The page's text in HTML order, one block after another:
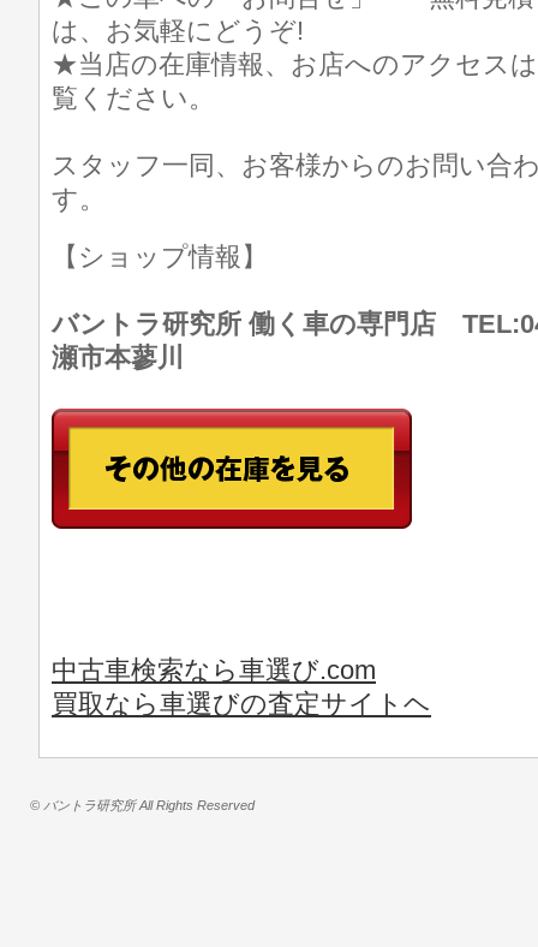
は、お気軽にどうぞ!
★当店の在庫情報、お店へのアクセス
覧ください。
スタッフ一同、お客様からのお問い合
す。
【ショップ情報】
バントラ研究所 働く車の専門店
瀬市本蓼川
中古車検索なら車選び.com
買取なら車選びの査定サイトヘ
© バントラ研究所 All Rights Reserved